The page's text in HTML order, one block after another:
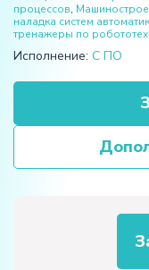
процессов,
наладка систем
тренажеры по
Исполнение: С ПО